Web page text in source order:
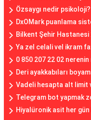
Özsaygı nedir psikoloji?
DxOMark puanlama
Bilkent Şehir Hastanesi
Ya zel celali vel ikram
0 850 207 22 02 nerenin
Deri ayakkabıları
Vadeli hesapta alt limit
Telegram bot yapmak
Hiyalüronik asit her gün